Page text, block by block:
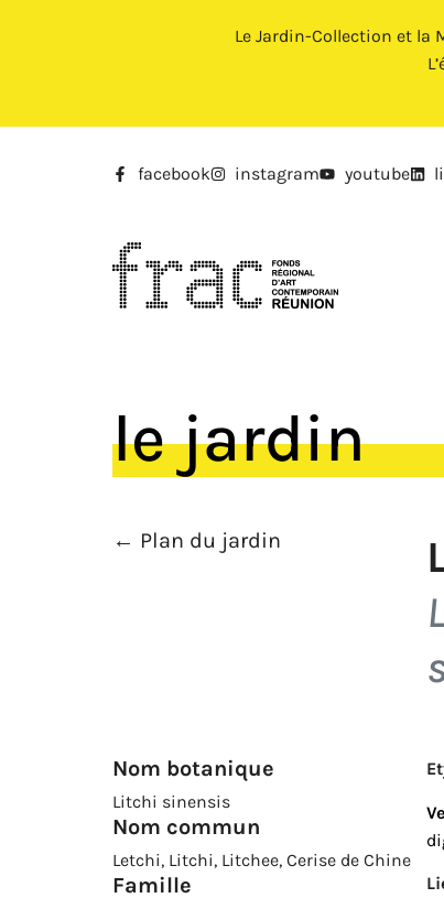
Le Jardin-Collection et la
facebook instagram youtube
le jardin
← Plan du jardin
Nom botanique
Litchi sinensis
Nom commun
Letchi, Litchi, Litchee, Cerise de Chine
Famille